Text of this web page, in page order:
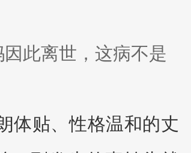
此离世，这病不是
体贴、性格温和的丈